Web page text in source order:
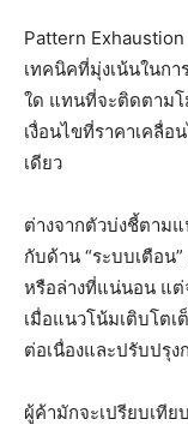
Pattern
เทคนิคที่มุ่งเน้นในก
ใด แทนที่จะติดตาม
เงื่อนไขที่ราคาเคลื่อ
เดียว
ต่างจากตัวบ่งชี้ตาม
กับด้าน “ระบบเตือน
หรือล่างที่แน่นอน แต่
เมื่อแนวโน้มเติบโต
ต่อเนื่องและปรับปรุ
ผู้ค้ามักจะเปรียบเทีย